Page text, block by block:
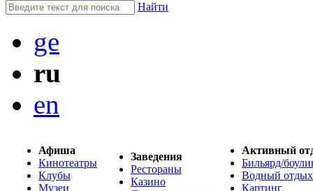
Найти
ge
ru
en
Афиша
Кинотеатры
Клубы
Музеи
Заведения
Рестораны
Казино
Активный
Бильярд/
Водный отдых
Картинг